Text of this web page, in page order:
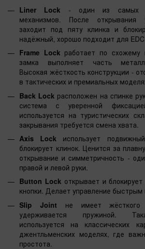
Liner Lock - один из самых
механизмов. После открывания
заходит под пяту клинка и
надёжный, хорошо подходит для
Frame Lockработает по схожему
замка выполняет часть
Высокая жёсткость конструкции -
в тактических и премиальных
Back Lock расположен на спинке
система с уверенной
используется на туристических
закрывания требуется смена хвата.
Axis Lock использует
блокирует клинок. Ценится за
открывание и симметричность -
правой и левой руки.
Button Lockоткрывает и
кнопки. Делает управление
Slip Joint не имеет
удерживается пружиной.
используется на классических
джентльменских моделях, где
простота.